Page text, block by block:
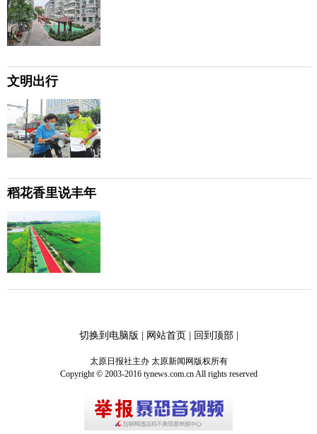
文明出行
稻花香里说丰年
切换到电脑版 网站首页 回到顶部|
太原日报社主办 太原新闻网版权所有
Copyright © 2003-2016 tynews.com.cn All rights reserved